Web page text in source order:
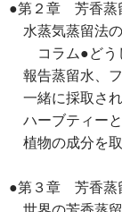
●第２章 芳香蒸
水蒸気蒸留法
コラム●どうし
報告蒸留水、
一緒に採取さ
ハーブティーと
植物の成分を
●第３章 芳香蒸